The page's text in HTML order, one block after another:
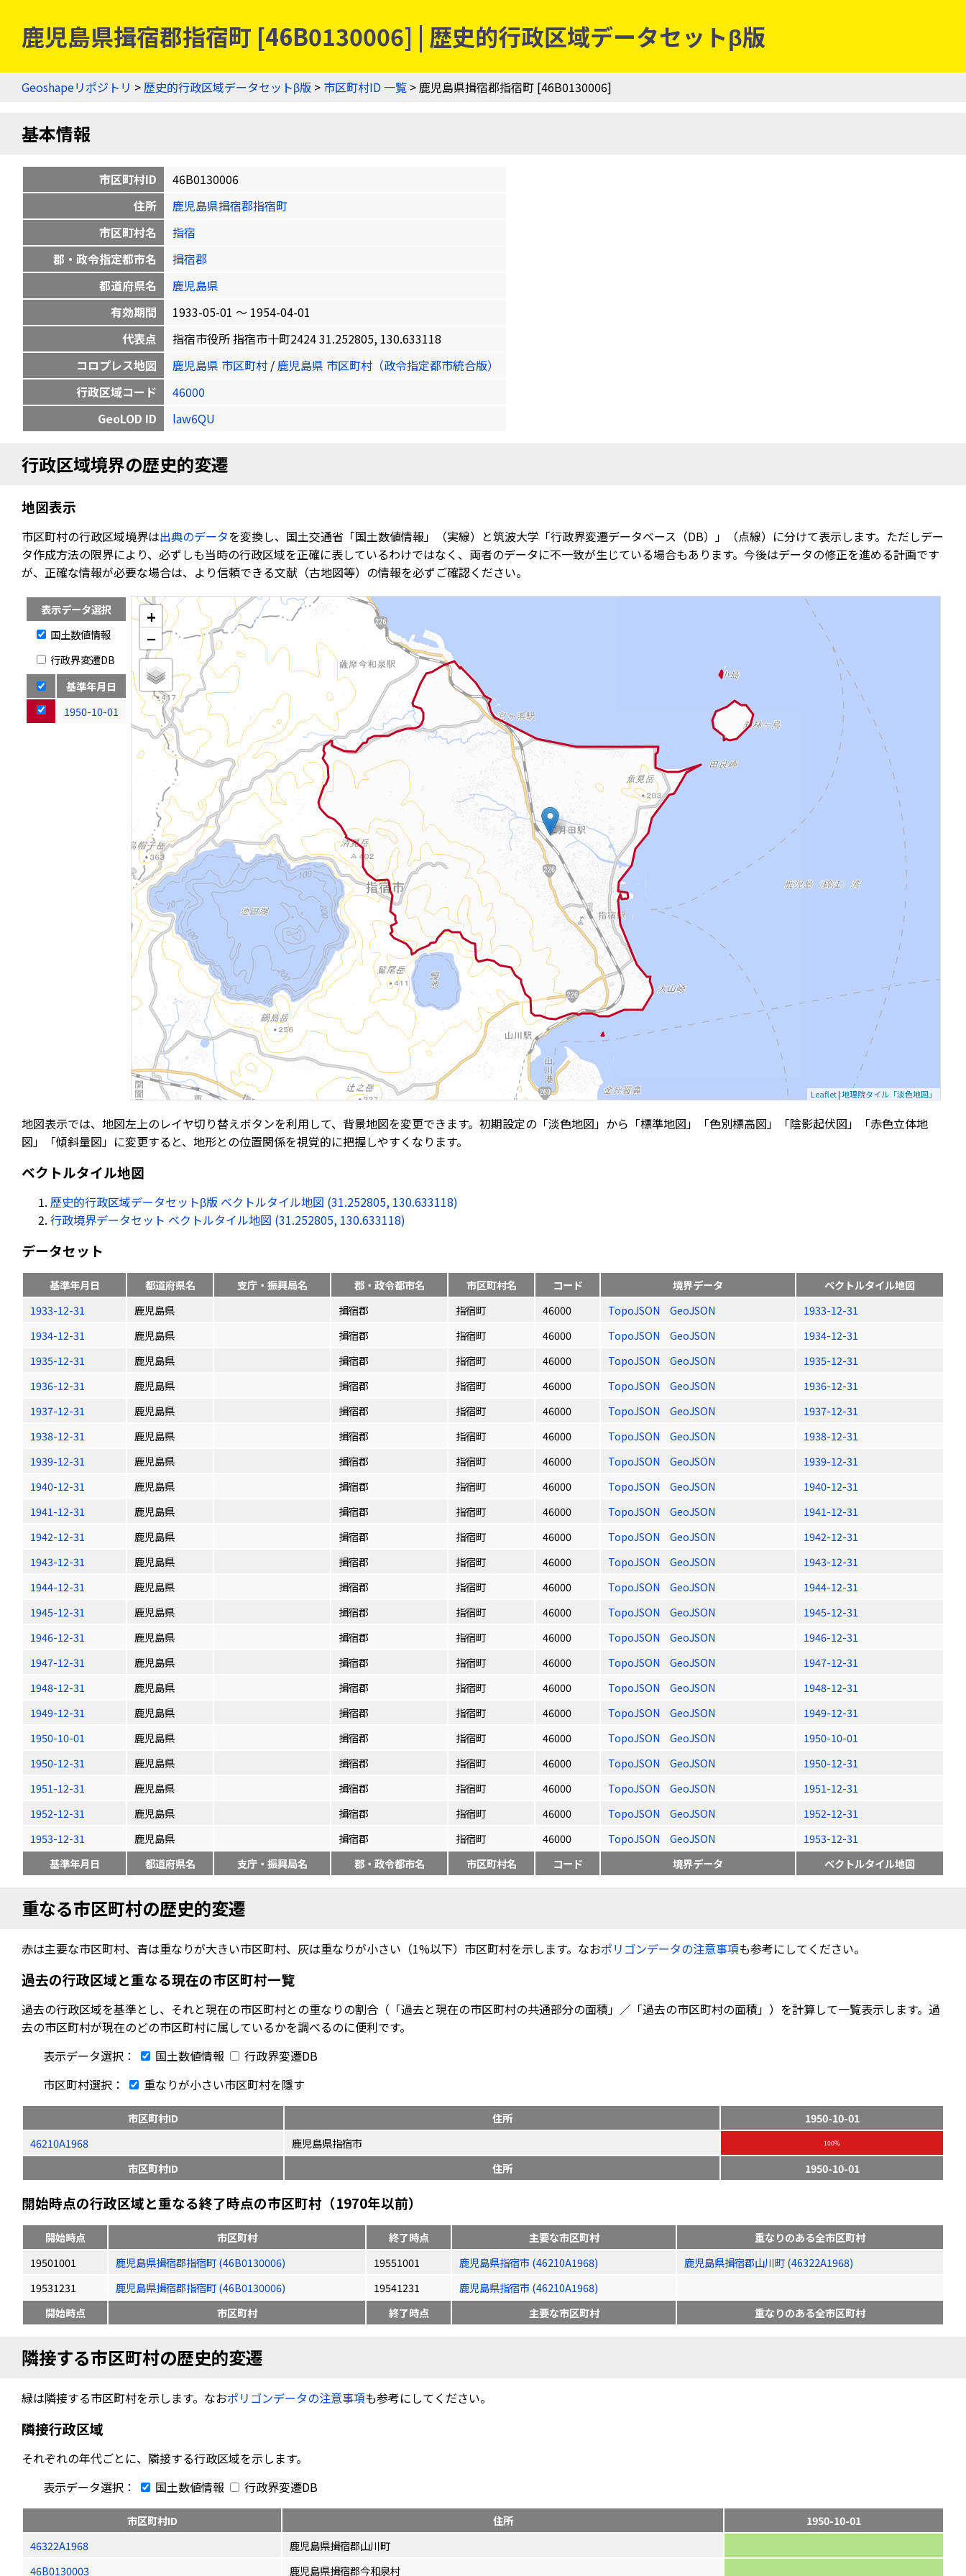
鹿児島県揖宿郡指宿町 [46B0130006] | 歴史的行政区域データセットβ版
Geoshapeリポジトリ >歴史的行政区域データセットβ版 > 市区町村ID 一覧 > 鹿児島県揖宿郡指宿町 [46B0130006]
基本情報
市区町村ID
46B0130006
住所
鹿児島県揖宿郡指宿町
市区町村名
指宿
郡・政令指定都市名
揖宿郡
都道府県名
鹿児島県
有効期間
1933-05-01 〜 1954-04-01
代表点
指宿市役所 指宿市十町2424 31.252805, 130.633118
コロプレス地図
鹿児島県 市区町村 /鹿児島県 市区町村（政令指定都市統合版）
行政区域コード
46000
GeoLOD ID
law6QU
行政区域境界の歴史的変遷
地図表示
市区町村の行政区域境界は出典のデータを変換し、国土交通省「国土数値情報」（実線）と筑波大学「行政界変遷データベース（DB）」（点線）に分けて表示します。ただしデー
タ作成方法の限界により、必ずしも当時の行政区域を正確に表しているわけではなく、両者のデータに不一致が生じている場合もあります。今後はデータの修正を進める計画です
が、正確な情報が必要な場合は、より信頼できる文献（古地図等）の情報を必ずご確認ください。
表示データ選択
国土数値情報
行政界変遷DB
基準年月日
1950-10-01
+
−
Leaflet|地理院タイル「淡色地図」
地図表示では、地図左上のレイヤ切り替えボタンを利用して、背景地図を変更できます。初期設定の「淡色地図」から「標準地図」「色別標高図」「陰影起伏図」「赤色立体地
図」「傾斜量図」に変更すると、地形との位置関係を視覚的に把握しやすくなります。
ベクトルタイル地図
歴史的行政区域データセットβ版 ベクトルタイル地図 (31.252805, 130.633118)
行政境界データセット ベクトルタイル地図 (31.252805, 130.633118)
データセット
基準年月日 都道府県名 支庁・振興局名 郡・政令都市名 市区町村名 コード 境界データ
ベクトルタイル地図
1933-12-31
鹿児島県 揖宿郡 指宿町 46000 TopoJSON GeoJSON
1933-12-31
1934-12-31
鹿児島県 揖宿郡 指宿町 46000 TopoJSON GeoJSON
1934-12-31
1935-12-31
鹿児島県 揖宿郡 指宿町 46000 TopoJSON GeoJSON
1935-12-31
1936-12-31
鹿児島県 揖宿郡 指宿町 46000 TopoJSON GeoJSON
1936-12-31
1937-12-31
鹿児島県 揖宿郡 指宿町 46000 TopoJSON GeoJSON
1937-12-31
1938-12-31
鹿児島県 揖宿郡 指宿町 46000 TopoJSON GeoJSON
1938-12-31
1939-12-31
鹿児島県 揖宿郡 指宿町 46000 TopoJSON GeoJSON
1939-12-31
1940-12-31
鹿児島県 揖宿郡 指宿町 46000 TopoJSON GeoJSON
1940-12-31
1941-12-31
鹿児島県 揖宿郡 指宿町 46000 TopoJSON GeoJSON
1941-12-31
1942-12-31
鹿児島県 揖宿郡 指宿町 46000 TopoJSON GeoJSON
1942-12-31
1943-12-31
鹿児島県 揖宿郡 指宿町 46000 TopoJSON GeoJSON
1943-12-31
1944-12-31
鹿児島県 揖宿郡 指宿町 46000 TopoJSON GeoJSON
1944-12-31
1945-12-31
鹿児島県 揖宿郡 指宿町 46000 TopoJSON GeoJSON
1945-12-31
1946-12-31
鹿児島県 揖宿郡 指宿町 46000 TopoJSON GeoJSON
1946-12-31
1947-12-31
鹿児島県 揖宿郡 指宿町 46000 TopoJSON GeoJSON
1947-12-31
1948-12-31
鹿児島県 揖宿郡 指宿町 46000 TopoJSON GeoJSON
1948-12-31
1949-12-31
鹿児島県 揖宿郡 指宿町 46000 TopoJSON GeoJSON
1949-12-31
1950-10-01
鹿児島県 揖宿郡 指宿町 46000 TopoJSON GeoJSON
1950-10-01
1950-12-31
鹿児島県 揖宿郡 指宿町 46000 TopoJSON GeoJSON
1950-12-31
1951-12-31
鹿児島県 揖宿郡 指宿町 46000 TopoJSON GeoJSON
1951-12-31
1952-12-31
鹿児島県 揖宿郡 指宿町 46000 TopoJSON GeoJSON
1952-12-31
1953-12-31
鹿児島県 揖宿郡 指宿町 46000 TopoJSON GeoJSON
1953-12-31
基準年月日
都道府県名 支庁・振興局名 郡・政令都市名 市区町村名 コード 境界データ ベクトルタイル地図
重なる市区町村の歴史的変遷
赤は主要な市区町村、青は重なりが大きい市区町村、灰は重なりが小さい（1%以下）市区町村を示します。なおポリゴンデータの注意事項も参考にしてください。
過去の行政区域と重なる現在の市区町村一覧
過去の行政区域を基準とし、それと現在の市区町村との重なりの割合（「過去と現在の市区町村の共通部分の面積」／「過去の市区町村の面積」）を計算して一覧表示します。過
去の市区町村が現在のどの市区町村に属しているかを調べるのに便利です。
表示データ選択：
国土数値情報
行政界変遷DB
市区町村選択：
重なりが小さい市区町村を隱す
市区町村ID 住所
1950-10-01
46210A1968
鹿児島県指宿市 100%
市区町村ID 住所 1950-10-01
開始時点の行政区域と重なる終了時点の市区町村（1970年以前）
開始時点 市区町村 終了時点 主要な市区町村
重なりのある全市区町村
19501001
鹿児島県揖宿郡指宿町 (46B0130006) 19551001 鹿児島県指宿市 (46210A1968)
鹿児島県揖宿郡山川町 (46322A1968)
19531231
鹿児島県揖宿郡指宿町 (46B0130006) 19541231
鹿児島県指宿市 (46210A1968)
開始時点
市区町村 終了時点 主要な市区町村 重なりのある全市区町村
隣接する市区町村の歴史的変遷
緑は隣接する市区町村を示します。なおポリゴンデータの注意事項も参考にしてください。
隣接行政区域
それぞれの年代ごとに、隣接する行政区域を示します。
表示データ選択：
国土数値情報 行政界変遷DB
市区町村ID 住所
1950-10-01
46322A1968
鹿児島県揖宿郡山川町
46B0130003
鹿児島県揖宿郡今和泉村